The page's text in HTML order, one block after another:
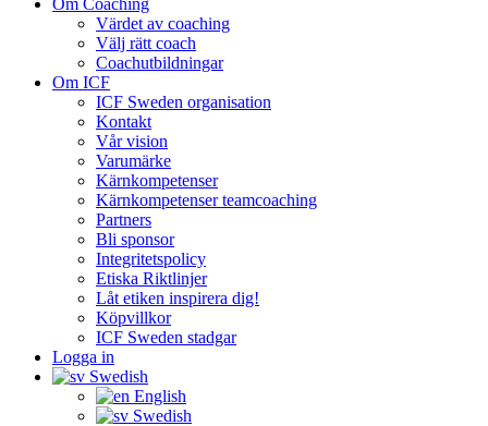
Om Coaching
Värdet av coaching
Välj rätt coach
Coachutbildningar
Om ICF
ICF Sweden organisation
Kontakt
Vår vision
Varumärke
Kärnkompetenser
Kärnkompetenser teamcoaching
Partners
Bli sponsor
Integritetspolicy
Etiska Riktlinjer
Låt etiken inspirera dig!
Köpvillkor
ICF Sweden stadgar
Logga in
Swedish
English
Swedish